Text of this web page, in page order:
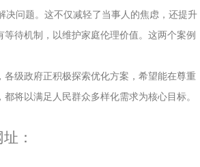
问题。这不仅减轻了当事人的焦虑，还提升
待机制，以维护家庭伦理价值。这两个案例
各级政府正积极探索优化方案，希望能在尊重
将以满足人民群众多样化需求为核心目标。
：